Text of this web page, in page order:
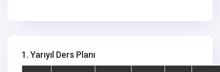
1. Yarıyıl Ders Planı